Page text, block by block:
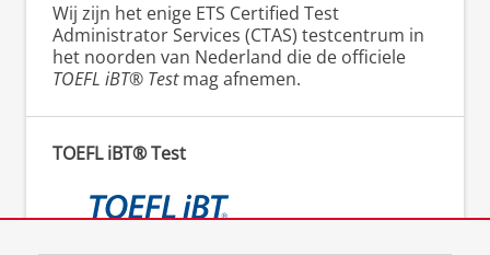
Wij zijn het enige ETS Certified Test
Administrator Services (CTAS) testcentrum in
het noorden van Nederland die de officiele
TOEFL iBT® Testmag afnemen.
TOEFL iBT® Test